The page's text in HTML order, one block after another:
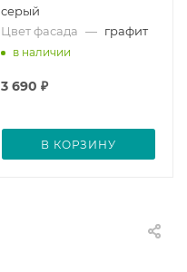
серый
Цвет фасада — графит
в наличии
3 690 ₽
В КОРЗИНУ